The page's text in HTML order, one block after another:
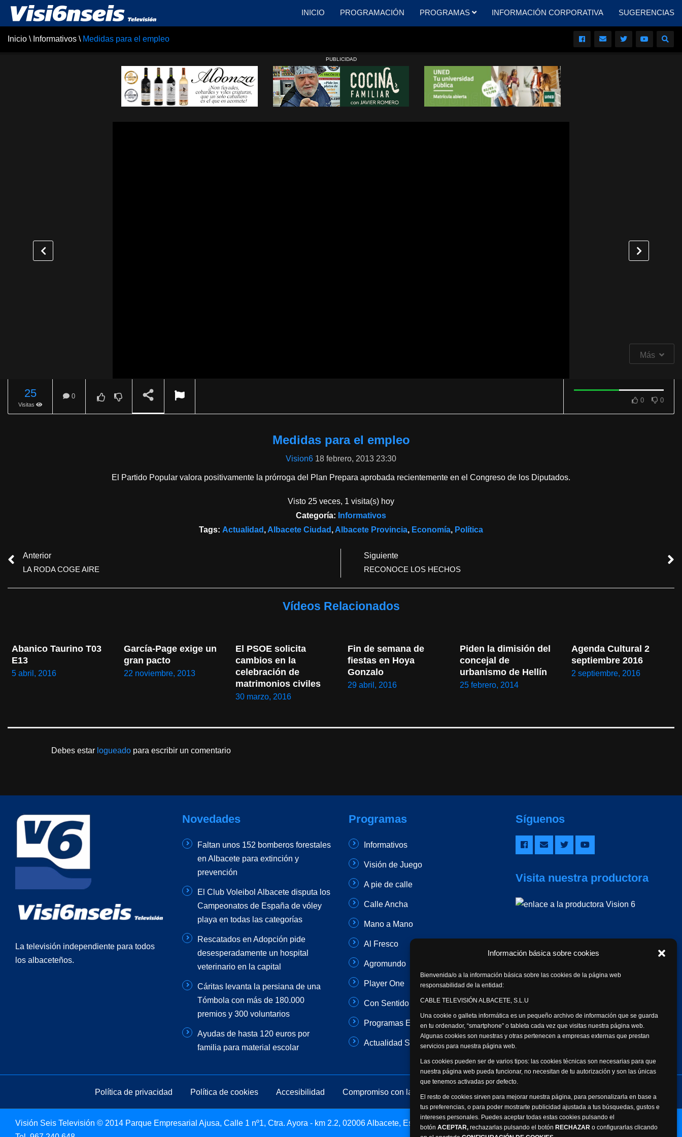
Información básica sobre cookies
Bienvenida/o a la información básica sobre las cookies de la página web
responsabilidad de la entidad:
CABLE TELEVISIÓN ALBACETE, S.L.U
Una cookie o galleta informática es un pequeño archivo de información que se guarda
en tu ordenador, “smartphone” o tableta cada vez que visitas nuestra página web.
Algunas cookies son nuestras y otras pertenecen a empresas externas que prestan
servicios para nuestra página web.
Las cookies pueden ser de varios tipos: las cookies técnicas son necesarias para que
nuestra página web pueda funcionar, no necesitan de tu autorización y son las únicas
que tenemos activadas por defecto.
El resto de cookies sirven para mejorar nuestra página, para personalizarla en base a
tus preferencias, o para poder mostrarte publicidad ajustada a tus búsquedas, gustos e
intereses personales. Puedes aceptar todas estas cookies pulsando el
botón ACEPTAR, rechazarlas pulsando el botón RECHAZAR o configurarlas clicando
INICIO PROGRAMACIÓN PROGRAMAS INFORMACIÓN CORPORATIVA SUGERENCIAS
Inicio \ Informativos \ Medidas para el empleo
PUBLICIDAD
Más
25
Visitas
0
0 0
Medidas para el empleo
Vision6 18 febrero, 2013 23:30
El Partido Popular valora positivamente la prórroga del Plan Prepara aprobada recientemente en el Congreso de los Diputados.
Visto 25 veces, 1 visita(s) hoy
Categoría: Informativos
Tags: Actualidad , Albacete Ciudad , Albacete Provincia, Economía, Política
Anterior
LA RODA COGE AIRE
Siguiente
RECONOCE LOS HECHOS
Vídeos Relacionados
Abanico Taurino T03
E13
5 abril, 2016
García-Page exige un
gran pacto
22 noviembre, 2013
El PSOE solicita
cambios en la
celebración de
matrimonios civiles
30 marzo, 2016
Fin de semana de
fiestas en Hoya
Gonzalo
29 abril, 2016
Piden la dimisión del
concejal de
urbanismo de Hellín
25 febrero, 2014
Agenda Cultural 2
septiembre 2016
2 septiembre, 2016
Debes estar logueado para escribir un comentario
La televisión independiente para todos
los albaceteños.
Novedades
Faltan unos 152 bomberos forestales
en Albacete para extinción y
prevención
El Club Voleibol Albacete disputa los
Campeonatos de España de vóley
playa en todas las categorías
Rescatados en Adopción pide
desesperadamente un hospital
veterinario en la capital
Cáritas levanta la persiana de una
Tómbola con más de 180.000
premios y 300 voluntarios
Ayudas de hasta 120 euros por
familia para material escolar
Programas
Informativos
Visión de Juego
A pie de calle
Calle Ancha
Mano a Mano
Al Fresco
Agromundo
Player One
Con Sentido Común
Programas Especiales
Actualidad Semanal
Síguenos
Visita nuestra productora
Política de privacidad Política de cookies Accesibilidad Compromiso con la protección de datos personales Canal Ético
Visión Seis Televisión © 2014 Parque Empresarial Ajusa, Calle 1 nº1, Ctra. Ayora - km 2.2, 02006 Albacete, España -
Webmaster: Atalantic